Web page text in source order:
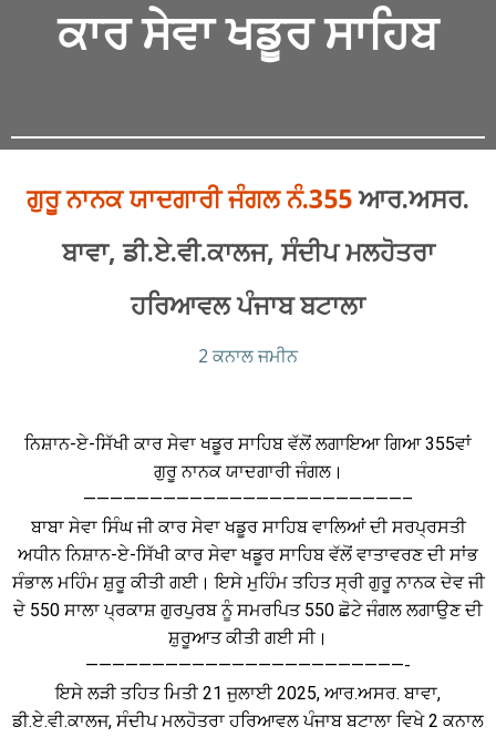
ਕਾਰ ਸੇਵਾਖਡੂਰ ਸਾਹਿਬ
ਗੁਰੂ ਨਾਨਕ ਯਾਦਗਾਰੀ ਜੰਗਲ ਨੰ.355ਆਰ.ਅਸਰ.
ਬਾਵਾ, ਡੀ.ਏ.ਵੀ.ਕਾਲਜ, ਸੰਦੀਪ ਮਲਹੋਤਰਾ
ਹਰਿਆਵਲ ਪੰਜਾਬ ਬਟਾਲਾ
2 ਕਨਾਲ ਜਮੀਨ
ਨਿਸ਼ਾਨ-ਏ-ਸਿੱਖੀ ਕਾਰ ਸੇਵਾ ਖਡੂਰ ਸਾਹਿਬ ਵੱਲੋਂ ਲਗਾਇਆ ਗਿਆ 355ਵਾਂ
ਗੁਰੂ ਨਾਨਕ ਯਾਦਗਾਰੀ ਜੰਗਲ।
————————————————————————–
ਬਾਬਾ ਸੇਵਾ ਸਿੰਘ ਜੀ ਕਾਰ ਸੇਵਾ ਖਡੂਰ ਸਾਹਿਬ ਵਾਲਿਆਂ ਦੀ ਸਰਪ੍ਰਸਤੀ
ਅਧੀਨ ਨਿਸ਼ਾਨ-ਏ-ਸਿੱਖੀ ਕਾਰ ਸੇਵਾ ਖਡੂਰ ਸਾਹਿਬ ਵੱਲੋਂ ਵਾਤਾਵਰਣ ਦੀ ਸਾਂਭ
ਸੰਭਾਲ ਮਹਿੰਮ ਸ਼ੁਰੂ ਕੀਤੀ ਗਈ। ਇਸੇ ਮੁਹਿੰਮ ਤਹਿਤ ਸ੍ਰੀ ਗੁਰੂ ਨਾਨਕ ਦੇਵ ਜੀ
ਦੇ 550 ਸਾਲਾ ਪ੍ਰਕਾਸ਼ ਗੁਰਪੁਰਬ ਨੂੰ ਸਮਰਪਿਤ 550 ਛੋਟੇ ਜੰਗਲ ਲਗਾਉਣ ਦੀ
ਸ਼ੁਰੂਆਤ ਕੀਤੀ ਗਈ ਸੀ।
————————————————————————-
ਇਸੇ ਲੜੀ ਤਹਿਤ ਮਿਤੀ 21 ਜੁਲਾਈ 2025, ਆਰ.ਅਸਰ. ਬਾਵਾ,
ਡੀ.ਏ.ਵੀ.ਕਾਲਜ, ਸੰਦੀਪ ਮਲਹੋਤਰਾ ਹਰਿਆਵਲ ਪੰਜਾਬ ਬਟਾਲਾ ਵਿਖੇ 2 ਕਨਾਲ